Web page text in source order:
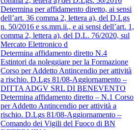
Determina per affidamento diretto, ai sensi
dell’art. 36 comma 2, lettera a), del D.Lgs
n. 50/2016 e ss.mm.ii., e ai sensi dell’art. 1,
comma 2, lettera a), del D.L. 76/2020, sul
Mercato Elettronico d
Determina affidamento diretto N.4
Estintori da noleggiare per la Formazione
Corso per Addetto Antincendio per attività
a rischio. D.Lgs 81/08-Aggiornamento –
DITTA ADGV SRL DI BENEVENTO
Determina affidamento diretto – N.1 Corso
per Addetto Antincendio per attività a
rischio. D.Lgs 81/08-Aggiornamento –
Comando dei Vigili del Fuoco di BN